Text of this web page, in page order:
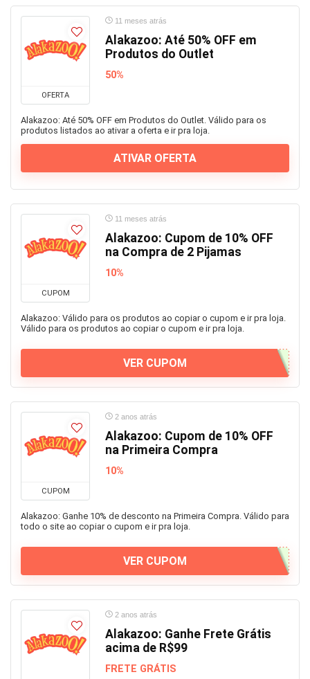
OFERTA
11 meses atrás
Alakazoo: Até 50% OFF em
Produtos do Outlet
50%
Alakazoo: Até 50% OFF em Produtos do Outlet. Válido para os
produtos listados ao ativar a oferta e ir pra loja.
ATIVAR OFERTA
CUPOM
11 meses atrás
Alakazoo: Cupom de 10% OFF
na Compra de 2 Pijamas
10%
Alakazoo: Válido para os produtos ao copiar o cupom e ir pra loja.
Válido para os produtos ao copiar o cupom e ir pra loja.
VER CUPOM
CUPOM
2 anos atrás
Alakazoo: Cupom de 10% OFF
na Primeira Compra
10%
Alakazoo: Ganhe 10% de desconto na Primeira Compra. Válido para
todo o site ao copiar o cupom e ir pra loja.
VER CUPOM
2 anos atrás
Alakazoo: Ganhe Frete Grátis
acima de R$99
FRETE GRÁTIS